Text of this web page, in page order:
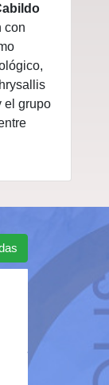
con
el grupo